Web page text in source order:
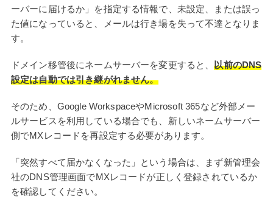
ーバーに届けるか」を指定する情報で、未設定、または誤っ
た値になっていると、メールは行き場を失って不達となりま
す。
ドメイン移管後にネームサーバーを変更すると、以前のDNS
設定は自動では引き継がれません。
そのため、Google WorkspaceやMicrosoft 365など外部メー
ルサービスを利用している場合でも、新しいネームサーバー
側でMXレコードを再設定する必要があります。
「突然すべて届かなくなった」という場合は、まず新管理会
社のDNS管理画面でMXレコードが正しく登録されているか
を確認してください。